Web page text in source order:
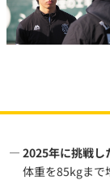
2025年に挑戦し
体重を85kgまで